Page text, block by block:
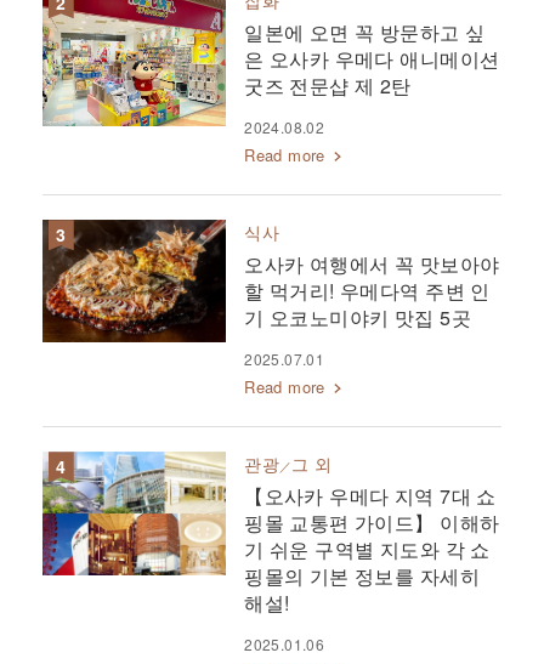
일본에 오면 꼭 방문하고 싶
은 오사카 우메다 애니메이션
굿즈 전문샵 제 2탄
2024.08.02
Read more
식사
오사카 여행에서 꼭 맛보아야
할 먹거리! 우메다역 주변 인
기 오코노미야키 맛집 5곳
2025.07.01
Read more
관광 그 외
【오사카 우메다 지역 7대 쇼
핑몰 교통편 가이드】 이해하
기 쉬운 구역별 지도와 각 쇼
핑몰의 기본 정보를 자세히
해설!
2025.01.06